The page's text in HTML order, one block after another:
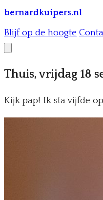
bernardkuipers.nl
Blijf op de hoogte
Thuis, vrijdag 18
Kijk pap! Ik sta vijfde